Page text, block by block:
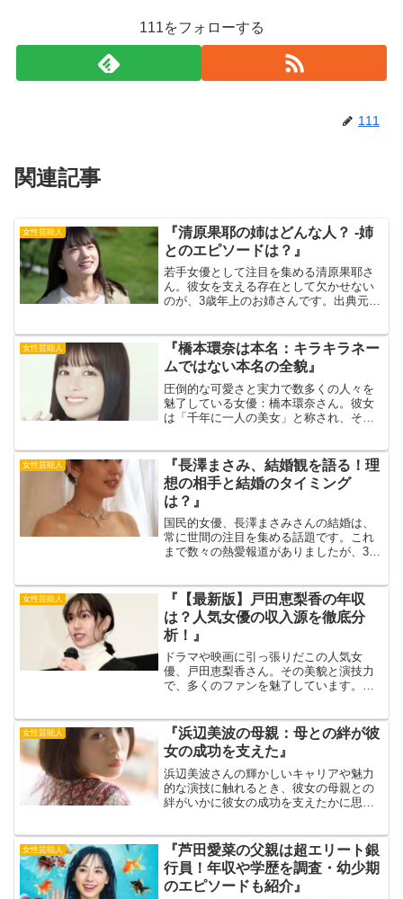
111をフォローする
111
関連記事
女性芸能人
『清原果耶の姉はどんな人？ -姉
とのエピソードは？』
若手女優として注目を集める清原果耶さ
ん。彼女を支える存在として欠かせない
のが、3歳年上のお姉さんです。出典元：
る存在であり、姉妹仲が良いことが伺え
ます。今回は、そんな清...
女性芸能人
『橋本環奈は本名：キラキラネー
ムではない本名の全貌』
圧倒的な可愛さと実力で数多くの人々を
魅了している女優：橋本環奈さん。彼女
は「千年に一人の美女」と称され、その
持っています。橋本環奈さんに関する話
題の中でも、彼女の名前が...
女性芸能人
『長澤まさみ、結婚観を語る！理
想の相手と結婚のタイミング
は？』
国民的女優、長澤まさみさんの結婚は、
常に世間の注目を集める話題です。これ
まで数々の熱愛報道がありましたが、36
は、彼女の結婚観や理想の相手、そして
結婚のタイミングについ...
女性芸能人
『【最新版】戸田恵梨香の年収
は？人気女優の収入源を徹底分
析！』
ドラマや映画に引っ張りだこの人気女
優、戸田恵梨香さん。その美貌と演技力
で、多くのファンを魅了しています。今
す。2023年度の年収額や収入の内訳、さ
らには年収推移について...
女性芸能人
『浜辺美波の母親：母との絆が彼
女の成功を支えた』
浜辺美波さんの輝かしいキャリアや魅力
的な演技に触れるとき、彼女の母親との
絆がいかに彼女の成功を支えたかに思い
は、母親との深い絆と支え合いがあった
ことを知ると、彼女の人間性...
女性芸能人
『芦田愛菜の父親は超エリート銀
行員！年収や学歴を調査・幼少期
のエピソードも紹介』